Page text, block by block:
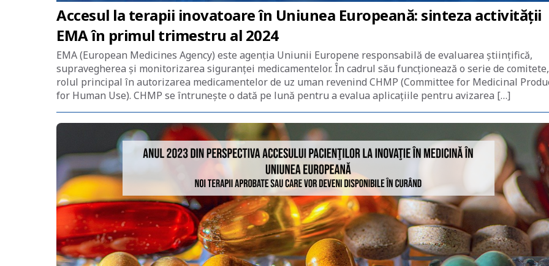
Accesul la terapii inovatoare în Uniunea Europeană: sinteza activității
EMA în primul trimestru al 2024
EMA (European Medicines Agency) este agenția Uniunii Europene responsabilă de evaluarea științifică,
supravegherea și monitorizarea siguranței medicamentelor. În cadrul său funcționează o serie de comitete,
rolul principal în autorizarea medicamentelor de uz uman revenind CHMP (Committee for Medicinal
for Human Use). CHMP se întrunește o dată pe lună pentru a evalua aplicațiile pentru avizarea […]